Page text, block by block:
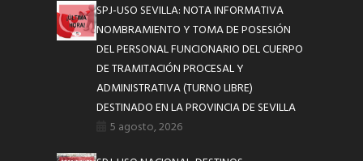
SPJ-USO SEVILLA: NOTA INFORMATIVA
NOMBRAMIENTO Y TOMA DE POSESIÓN
DEL PERSONAL FUNCIONARIO DEL CUERPO
DE TRAMITACIÓN PROCESAL Y
ADMINISTRATIVA (TURNO LIBRE)
DESTINADO EN LA PROVINCIA DE SEVILLA
5 agosto, 2026